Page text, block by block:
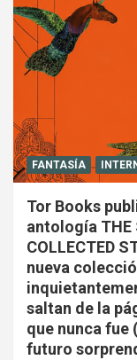
FANTASÍA
Tor Books
antología THE
COLLECTED
nueva
saltan de la
que nunca fue
futuro